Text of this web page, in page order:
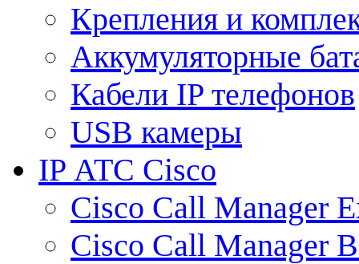
Крепления и
Аккумуляторные
Кабели IP телефонов
USB камеры
IP АТС Cisco
Cisco Call Manager
Cisco Call Manager